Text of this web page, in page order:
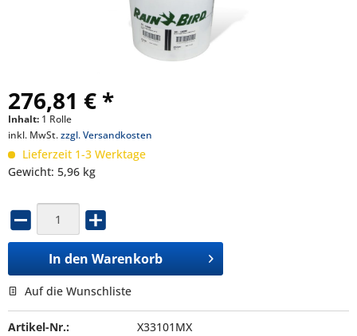
276,81 € *
Inhalt: 1 Rolle
inkl. MwSt.zzgl. Versandkosten
Lieferzeit 1-3 Werktage
Gewicht: 5,96 kg
In den Warenkorb
Auf die Wunschliste
Artikel-Nr.:
X33101MX